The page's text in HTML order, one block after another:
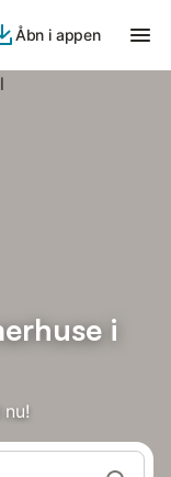
Åbn i appen
i